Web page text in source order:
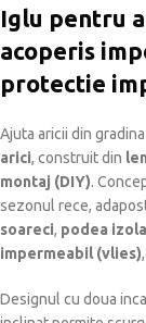
Iglu pentru
acoperis
protectie
Ajuta aricii din
arici, construit din
montaj (DIY).
sezonul rece,
soareci, podea
impermeabil (vlies)
Designul cu doua